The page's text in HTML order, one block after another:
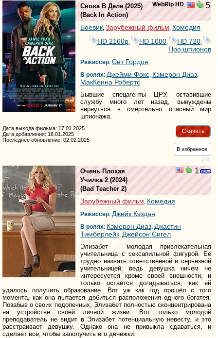
WebRip HD 5
Снова В Деле (2025)
(Back In Action)
Боевик, Зарубежный фильм, Комедия
HD 2160р
HD 1080 HD 720
Про шпионов
Режиссер: Сет Гордон
В ролях: Джейми Фокс, Кэмерон Диаз,
МакКенна Робертс
Бывшие спецагенты ЦРУ, оставившие
службу много лет назад, вынуждены
вернуться в смертельно опасный мир
шпионажа.
Скачать
Дата выхода фильма: 17.01.2025
Дата добавления: 18.01.2025
Последнее обновление: 02.02.2025
В избранное
1
Очень Плохая
Училка 2 (2024)
(Bad Teacher 2)
Зарубежный фильм Комедия
Режиссер: Джейк Кэздан
В ролях: Кэмерон Диаз Джастин
Тимберлейк Джейсон Сигел
Элизабет – молодая привлекательная
учительница с сексапильной фигурой. Её
трудно назвать ответственной и серьёзной
учительницей, ведь девушка ничем не
интересуется кроме своей внешности, и
только остаётся догадываться, как ей
удалось получить образование. Вот уж как год прошёл с того
момента, как она пытается добиться расположения одного богатея.
Позабыв о своих подопечных, Элизабет полностью сконцентрирована
на устройстве своей личной жизни. Вот только молодой
преподаватель не видит в Элизабет потенциальную невесту, и это
расстраивает девушку. Однако она не привыкла сдаваться, и
сделает всё, чтобы заполучить его денежки.